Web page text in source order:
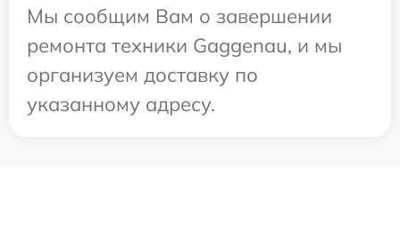
Мы сообщим Вам о завершении
ремонта техники Gaggenau, и мы
организуем доставку по
указанному адресу.